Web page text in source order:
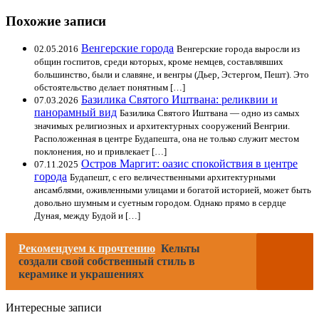
Похожие записи
02.05.2016 Венгерские города Венгерские города выросли из
общин госпитов, среди которых, кроме немцев, составлявших
большинство, были и славяне, и венгры (Дьер, Эстергом, Пешт). Это
обстоятельство делает понятным […]
07.03.2026 Базилика Святого Иштвана: реликвии и
панорамный вид Базилика Святого Иштвана — одно из самых
значимых религиозных и архитектурных сооружений Венгрии.
Расположенная в центре Будапешта, она не только служит местом
поклонения, но и привлекает […]
07.11.2025 Остров Маргит: оазис спокойствия в центре
города Будапешт, с его величественными архитектурными
ансамблями, оживленными улицами и богатой историей, может быть
довольно шумным и суетным городом. Однако прямо в сердце
Дуная, между Будой и […]
Рекомендуем к прочтению Кельты
создали свой собственный стиль в
керамике и украшениях
Интересные записи